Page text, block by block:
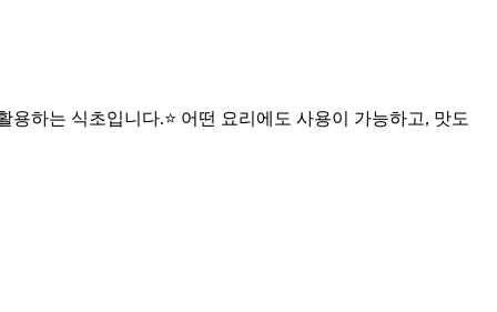
하는 식초입니다.⭐️ 어떤 요리에도 사용이 가능하고, 맛도